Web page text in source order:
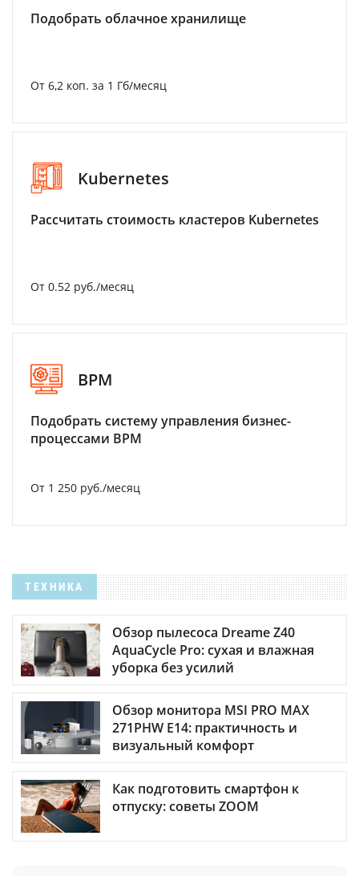
Подобрать облачное хранилище
От 6,2 коп. за 1 Гб/месяц
Kubernetes
Рассчитать стоимость кластеров Kubernetes
От 0.52 руб./месяц
BPM
Подобрать систему управления бизнес-
процессами BPM
От 1 250 руб./месяц
ТЕХНИКА
Обзор пылесоса Dreame Z40
AquaCycle Pro: сухая и влажная
уборка без усилий
Обзор монитора MSI PRO MAX
271PHW E14: практичность и
визуальный комфорт
Как подготовить смартфон к
отпуску: советы ZOOM